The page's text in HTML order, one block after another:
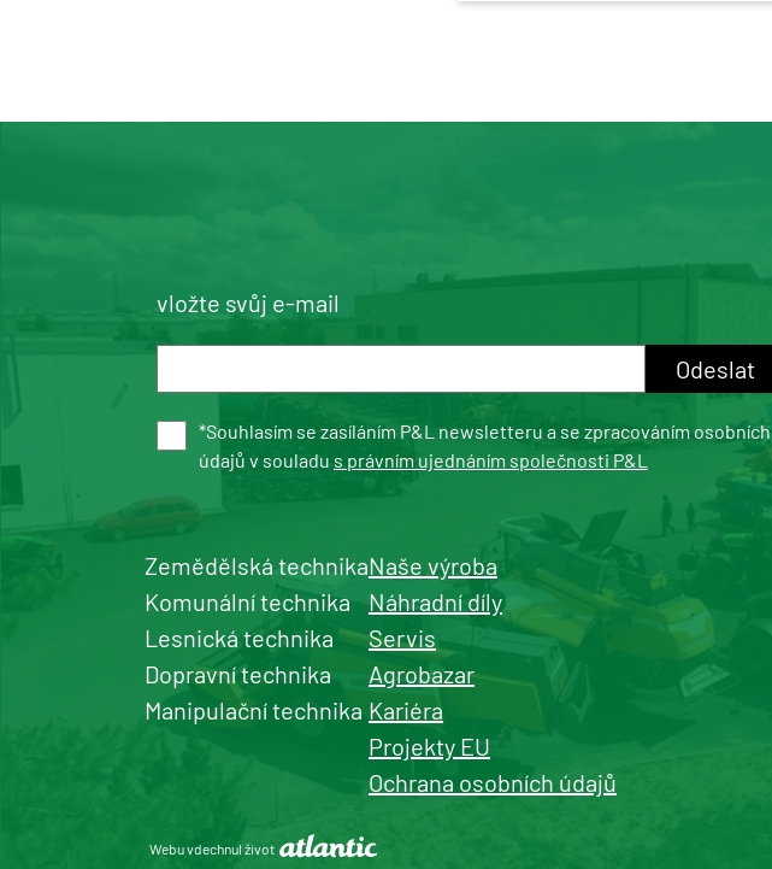
vložte svůj e-mail
*Souhlasím se zasíláním P&L newsletteru a se zpracováním osobních
údajů v souladu s právním ujednáním společnosti P&L
Zemědělská technika
Komunální technika
Lesnická technika
Dopravní technika
Manipulační technika
Naše výroba
Náhradní díly
Servis
Agrobazar
Kariéra
Projekty EU
Ochrana osobních údajů
Webu vdechnul život